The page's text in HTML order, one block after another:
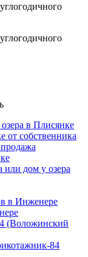
в Плисянке
от собственника
или дом у озера
в Инженере
(Воложинский
84